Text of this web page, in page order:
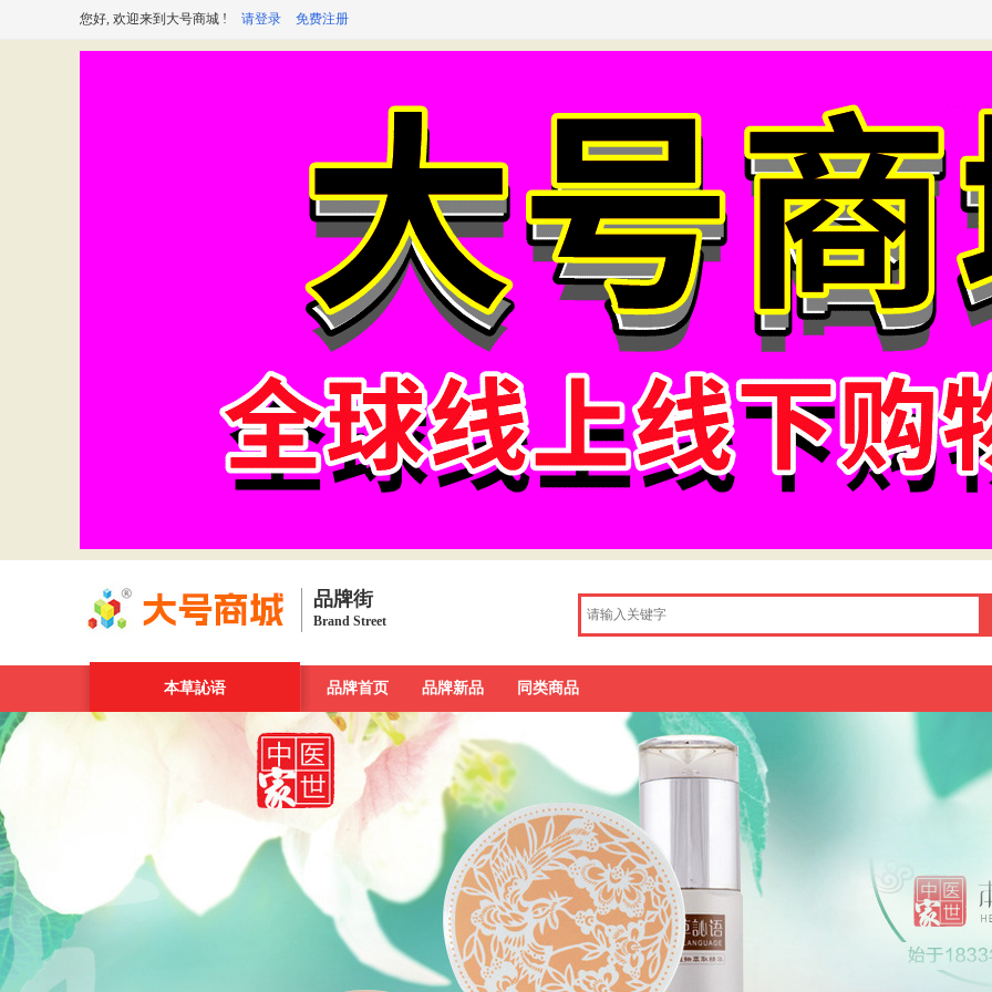
您好, 欢迎来到大号商城 ! 请登录 免费注册
品牌街
Brand Street
一周新发现 今日最大牌 新品发布汇 品牌库
本草訫语 品牌首页 品牌新品 同类商品